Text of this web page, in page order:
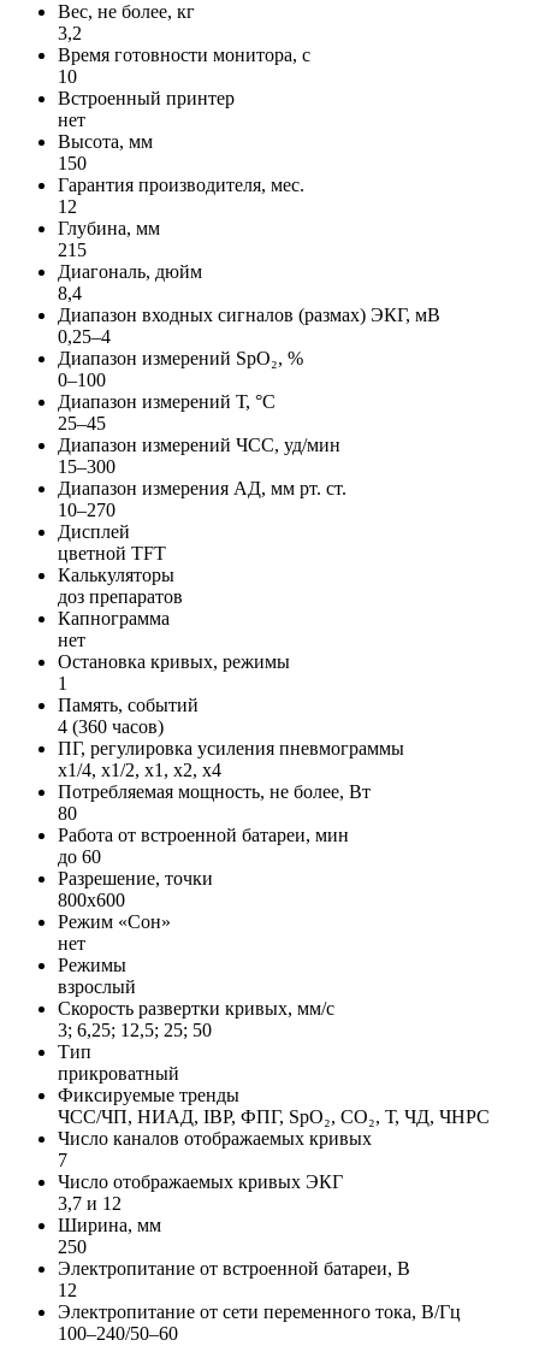
Вес, не более, кг
3,2
Время готовности монитора, с
10
Встроенный принтер
нет
Высота, мм
150
Гарантия производителя, мес.
12
Глубина, мм
215
Диагональ, дюйм
8,4
Диапазон входных сигналов (размах) ЭКГ, мВ
0,25–4
Диапазон измерений SpO₂, %
0–100
Диапазон измерений Т, °C
25–45
Диапазон измерений ЧСС, уд/мин
15–300
Диапазон измерения АД, мм рт. ст.
10–270
Дисплей
цветной TFT
Калькуляторы
доз препаратов
Капнограмма
нет
Остановка кривых, режимы
1
Память, событий
4 (360 часов)
ПГ, регулировка усиления пневмограммы
x1/4, x1/2, x1, x2, x4
Потребляемая мощность, не более, Вт
80
Работа от встроенной батареи, мин
до 60
Разрешение, точки
800х600
Режим «Сон»
нет
Режимы
взрослый
Скорость развертки кривых, мм/с
3; 6,25; 12,5; 25; 50
Тип
прикроватный
Фиксируемые тренды
ЧСС/ЧП, НИАД, IBP, ФПГ, SpO₂, СО₂, Т, ЧД, ЧНРС
Число каналов отображаемых кривых
7
Число отображаемых кривых ЭКГ
3,7 и 12
Ширина, мм
250
Электропитание от встроенной батареи, В
12
Электропитание от сети переменного тока, В/Гц
100–240/50–60